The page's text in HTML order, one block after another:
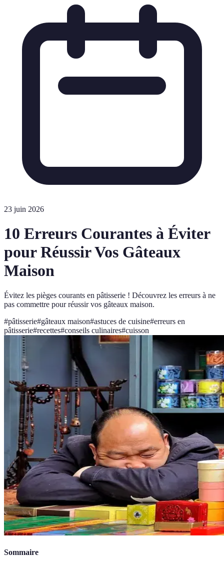
23 juin 2026
10 Erreurs Courantes à Éviter
pour Réussir Vos Gâteaux
Maison
Évitez les pièges courants en pâtisserie ! Découvrez les erreurs à ne
pas commettre pour réussir vos gâteaux maison.
#pâtisserie#gâteaux maison#astuces de cuisine#erreurs en
pâtisserie#recettes#conseils culinaires#cuisson
Sommaire